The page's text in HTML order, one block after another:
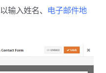
输入姓名、 电子邮件地